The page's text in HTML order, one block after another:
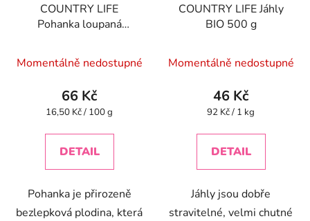
COUNTRY LIFE
Pohanka loupaná
Momentálně nedostupné
66 Kč
Měrná
16,50 Kč / 100 g
DETAIL
Pohanka je přirozeně
bezlepková plodina, která
COUNTRY LIFE Jáhly
BIO 500 g
Momentálně nedostupné
46 Kč
Měrná
92 Kč / 1 kg
DETAIL
Jáhly jsou dobře
stravitelné, velmi chutné